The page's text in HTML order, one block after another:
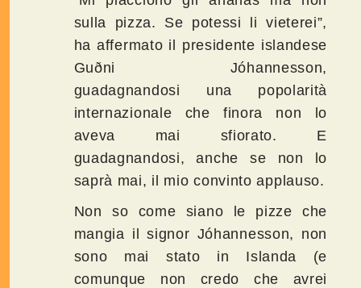
sulla pizza. Se potessi li vieterei”,
ha affermato il presidente islandese
Guðni Jóhannesson,
guadagnandosi una popolarità
internazionale che finora non lo
aveva mai sfiorato. E
guadagnandosi, anche se non lo
saprà mai, il mio convinto applauso.
Non so come siano le pizze che
mangia il signor Jóhannesson, non
sono mai stato in Islanda (e
comunque non credo che avrei